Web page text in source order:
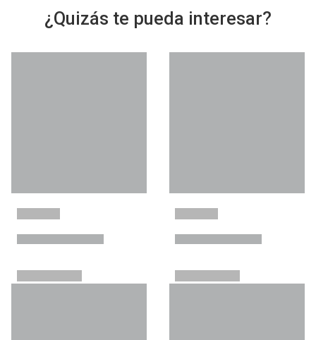
¿Quizás te pueda interesar?